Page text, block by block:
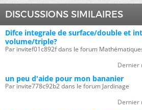
DISCUSSIONS SIMILAIRES
Difce integrale de surface/double et
volume/triple?
Par invitef01c892f dans le forum
Dernier
un peu d'aide pour mon bananier
Par invite778c92b2 dans le forum Jardinage
Dernier